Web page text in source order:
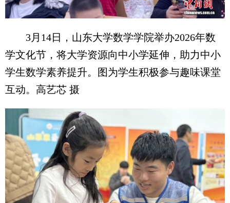
3月14日，山东大学数学学院举办2026年数
学文化节，将大学资源向中小学延伸，助力中小
学生数学素养提升。图为学生积极参与趣味课堂
互动。高艺芯 摄